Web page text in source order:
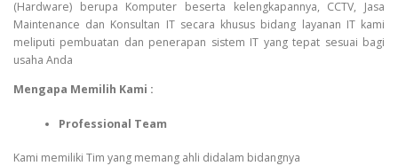
(Hardware) berupa Komputer beserta kelengkapannya, CCTV, Jasa
Maintenance dan Konsultan IT secara khusus bidang layanan IT kami
meliputi pembuatan dan penerapan sistem IT yang tepat sesuai bagi
usaha Anda
Mengapa Memilih Kami :
Professional Team
Kami memiliki Tim yang memang ahli didalam bidangnya